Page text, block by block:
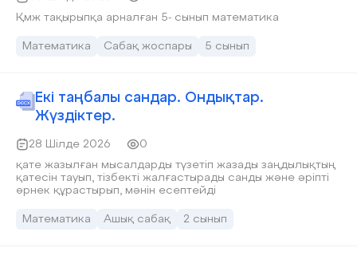
оқыту әдістері мен инновациялық технологияларды
қолдану аса маңызды болып табылады.
Қмж тақырыпқа арналған 5- сынып математика
Математика Сабақ жоспары 5 сынып
Екі таңбалы сандар. Ондықтар.
Жүздіктер.
28 Шілде 2026
0
қате жазылған мысалдарды түзетіп жазады заңдылықтың
қатесін тауып, тізбекті жалғастырады санды және әріпті
өрнек құрастырып, мәнін есептейді
Математика Ашық сабақ 2 сынып